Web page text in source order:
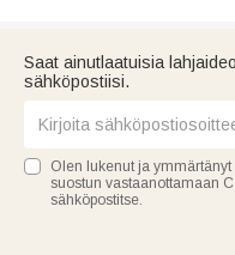
Saat ainutlaatuisia
sähköpostiisi.
Olen lukenut ja ymmärtänyt
suostun vastaanottamaan
sähköpostitse.